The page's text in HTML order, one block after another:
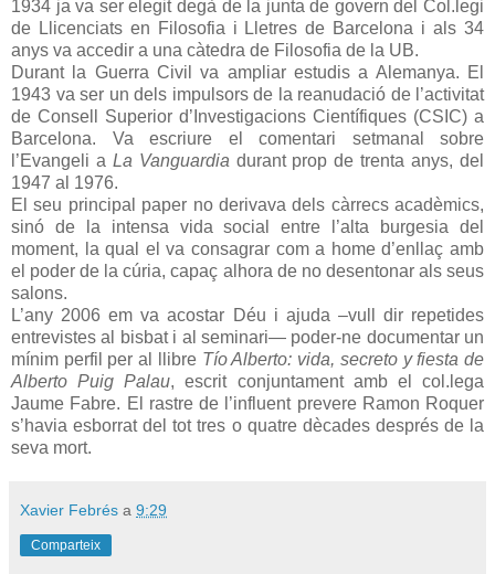
1934 ja va ser elegit degà de la junta de govern del Col.legi
de Llicenciats en Filosofia i Lletres de Barcelona i als 34
anys va accedir a una càtedra de Filosofia de la UB.
Durant la Guerra Civil va ampliar estudis a Alemanya. El
1943 va ser un dels impulsors de la reanudació de l’activitat
de Consell Superior d’Investigacions Científiques (CSIC) a
Barcelona. Va escriure el comentari setmanal sobre
l’Evangeli a La Vanguardia durant prop de trenta anys, del
1947 al 1976.
El seu principal paper no derivava dels càrrecs acadèmics,
sinó de la intensa vida social entre l’alta burgesia del
moment, la qual el va consagrar com a home d’enllaç amb
el poder de la cúria, capaç alhora de no desentonar als seus
salons.
L’any 2006 em va acostar Déu i ajuda –vull dir repetides
entrevistes al bisbat i al seminari— poder-ne documentar un
mínim perfil per al llibre Tío Alberto: vida, secreto y fiesta de
Alberto Puig Palau, escrit conjuntament amb el col.lega
Jaume Fabre. El rastre de l’influent prevere Ramon Roquer
s’havia esborrat del tot tres o quatre dècades després de la
seva mort.
Xavier Febrés a 9:29
Comparteix